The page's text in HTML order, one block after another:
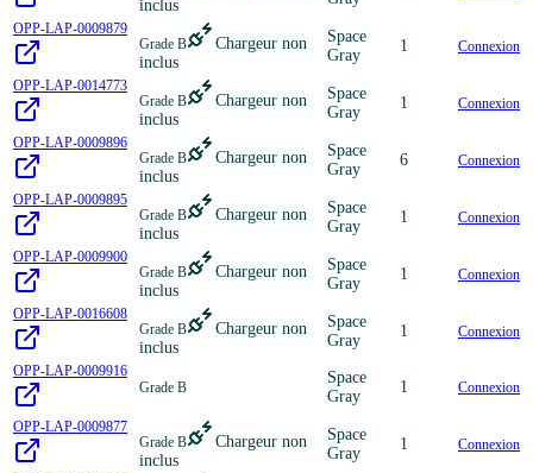
inclus
OPP-LAP-0009879
Grade B
Chargeur non
inclus
Space
Gray
1 Connexion
OPP-LAP-0014773
Grade B
Chargeur non
inclus
Space
Gray
1 Connexion
OPP-LAP-0009896
Grade B
Chargeur non
inclus
Space
Gray
6 Connexion
OPP-LAP-0009895
Grade B
Chargeur non
inclus
Space
Gray
1 Connexion
OPP-LAP-0009900
Grade B
Chargeur non
inclus
Space
Gray
1 Connexion
OPP-LAP-0016608
Grade B
Chargeur non
inclus
Space
Gray
1 Connexion
OPP-LAP-0009916
Grade B
Space
Gray
1 Connexion
OPP-LAP-0009877
Grade B
Chargeur non
inclus
Space
Gray
1 Connexion